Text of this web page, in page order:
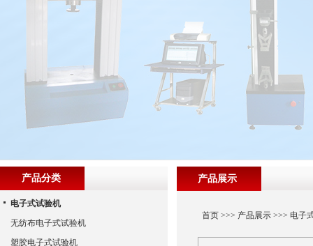
产品展示
首页>>> 产品展示>>> 电子
产品分类
电子式试验机
无纺布电子式试验机
塑胶电子式试验机